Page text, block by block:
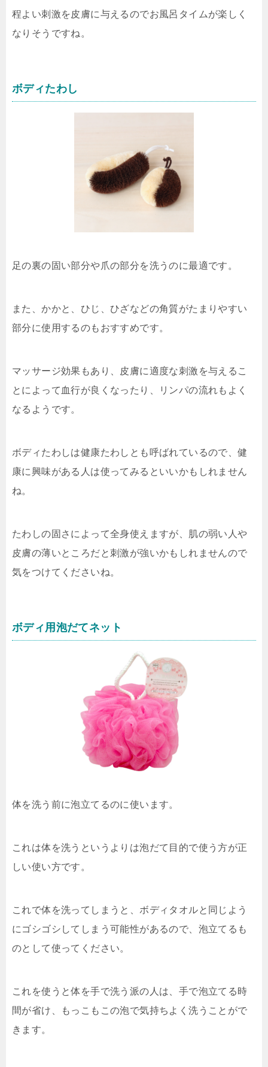
程よい刺激を皮膚に与えるのでお風呂タイムが楽しく
なりそうですね。
ボディたわし
足の裏の固い部分や爪の部分を洗うのに最適です。
また、かかと、ひじ、ひざなどの角質がたまりやすい
部分に使用するのもおすすめです。
マッサージ効果もあり、皮膚に適度な刺激を与えるこ
とによって血行が良くなったり、リンパの流れもよく
なるようです。
ボディたわしは健康たわしとも呼ばれているので、健
康に興味がある人は使ってみるといいかもしれません
ね。
たわしの固さによって全身使えますが、肌の弱い人や
皮膚の薄いところだと刺激が強いかもしれませんので
気をつけてくださいね。
ボディ用泡だてネット
体を洗う前に泡立てるのに使います。
これは体を洗うというよりは泡だて目的で使う方が正
しい使い方です。
これで体を洗ってしまうと、ボディタオルと同じよう
にゴシゴシしてしまう可能性があるので、泡立てるも
のとして使ってください。
これを使うと体を手で洗う派の人は、手で泡立てる時
間が省け、もっこもこの泡で気持ちよく洗うことがで
きます。